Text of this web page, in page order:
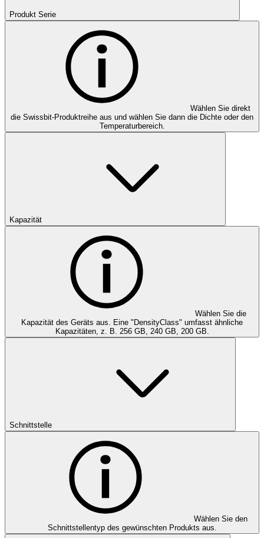
Produkt Serie
Wählen Sie direkt
die Swissbit-Produktreihe aus und wählen Sie dann die Dichte oder den
Temperaturbereich.
Kapazität
Wählen Sie die
Kapazität des Geräts aus. Eine "DensityClass" umfasst ähnliche
Kapazitäten, z. B. 256 GB, 240 GB, 200 GB.
Schnittstelle
Wählen Sie den
Schnittstellentyp des gewünschten Produkts aus.